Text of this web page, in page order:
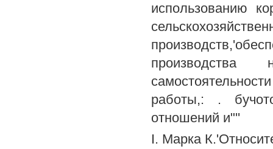
использованию
производства
работы,: .
отношений и"''
I. Марка